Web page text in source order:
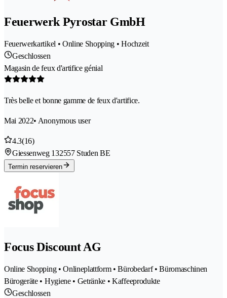
Feuerwerk Pyrostar GmbH
Feuerwerkartikel • Online Shopping • Hochzeit
Geschlossen
Magasin de feux d'artifice génial
Très belle et bonne gamme de feux d'artifice.
Mai 2022• Anonymous user
4.3(16)
Giessenweg 132557 Studen BE
Termin reservieren
Focus Discount AG
Online Shopping • Onlineplattform • Bürobedarf • Büromaschinen
Bürogeräte • Hygiene • Getränke • Kaffeeprodukte
Geschlossen